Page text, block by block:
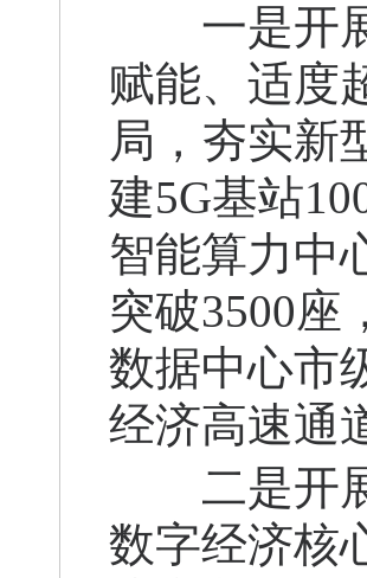
一是开
赋能、适度
局，夯实新
建5G基站
智能算力中
突破3500座
数据中心市
经济高速通
二是开
数字经济核